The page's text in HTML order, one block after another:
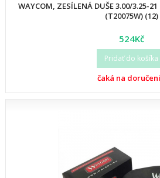
WAYCOM, ZESÍLENÁ DUŠE 3.00/3.25-
(T20075W) (12)
524Kč
Pridať do košíka
čaká na